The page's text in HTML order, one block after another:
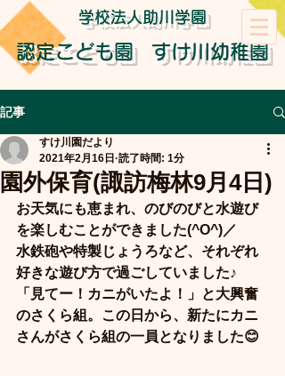
学校法人助川学園
認定こども園 すけ川幼稚園
記事
園外保育(諏訪梅林9月4日)
すけ川園だより
2021年2月16日 読了時間: 1分
お天気にも恵まれ、のびのびと水遊び
を楽しむことができました(^O^)／
水鉄砲や特製じょうろなど、それぞれ
好きな遊び方で過ごしていました♪
「見てー！カニがいたよ！」と大興奮
のさくら組。この日から、新たにカニ
さんがさくら組の一員となりました😊